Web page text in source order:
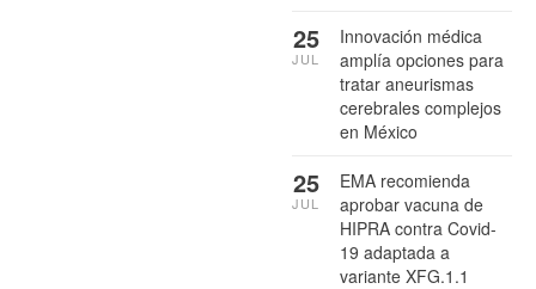
Innovación médica
amplía opciones para
tratar aneurismas
cerebrales complejos
en México
25
JUL
EMA recomienda
aprobar vacuna de
HIPRA contra Covid-
19 adaptada a
variante XFG.1.1
25
JUL